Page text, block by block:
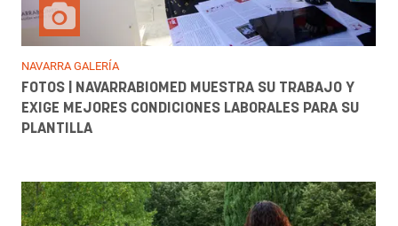
NAVARRA GALERÍA
FOTOS | NAVARRABIOMED MUESTRA SU TRABAJO Y
EXIGE MEJORES CONDICIONES LABORALES PARA SU
PLANTILLA